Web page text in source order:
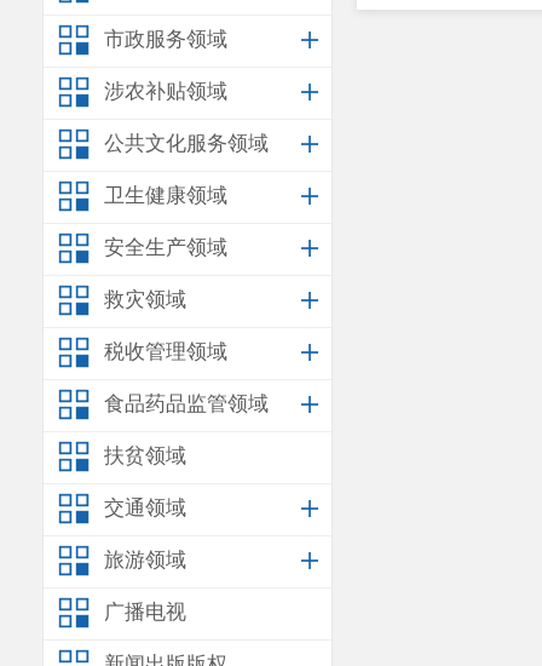
市政服务领域
涉农补贴领域
公共文化服务领域
卫生健康领域
安全生产领域
救灾领域
税收管理领域
食品药品监管领域
扶贫领域
交通领域
旅游领域
广播电视